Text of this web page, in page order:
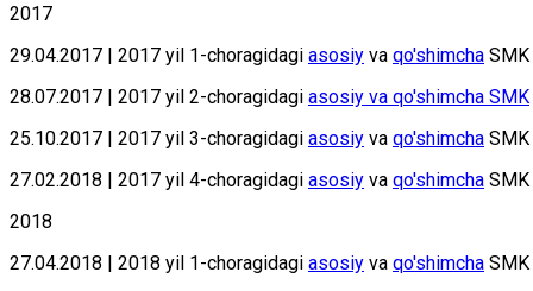
2017
29.04.2017 | 2017 yil 1-choragidagi asosiy va qo'shimcha SMK
28.07.2017 | 2017 yil 2-choragidagi asosiy va qo'shimcha SMK
25.10.2017 | 2017 yil 3-choragidagi asosiy va qo'shimcha SMK
27.02.2018 | 2017 yil 4-choragidagi asosiy va qo'shimcha SMK
2018
27.04.2018 | 2018 yil 1-choragidagi asosiy va qo'shimcha SMK